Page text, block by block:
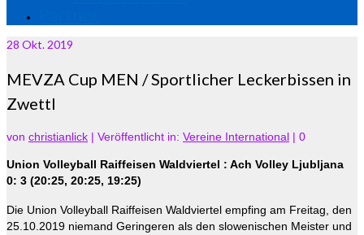
28 Okt. 2019
MEVZA Cup MEN / Sportlicher Leckerbissen in
Zwettl
von christianlick | Veröffentlicht in: Vereine International | 0
Union Volleyball Raiffeisen Waldviertel : Ach Volley Ljubljana
0: 3 (20:25, 20:25, 19:25)
Die Union Volleyball Raiffeisen Waldviertel empfing am Freitag, den
25.10.2019 niemand Geringeren als den slowenischen Meister und